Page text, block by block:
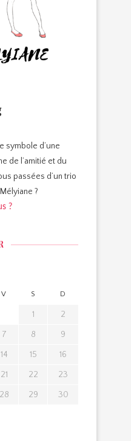
symbole d’une
de l’amitié et du
passées d’un trio
?
?
V S D
1 2
7 8 9
14 15 16
21 22 23
28 29 30